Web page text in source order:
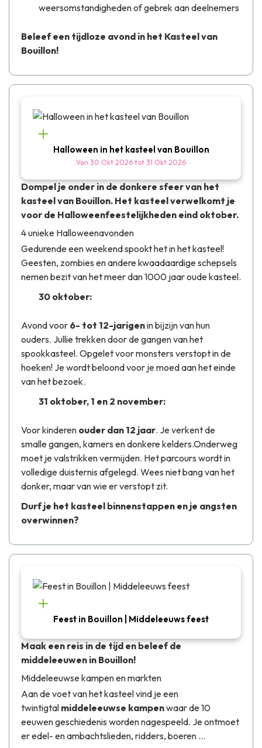
weersomstandigheden of gebrek aan deelnemers
Beleef een tijdloze avond in het Kasteel van
Bouillon!
Halloween in het kasteel van Bouillon
Van 30 Okt 2026 tot 31 Okt 2026
Dompel je onder in de donkere sfeer van het
kasteel van Bouillon. Het kasteel verwelkomt je
voor de Halloweenfeestelijkheden eind oktober.
4 unieke Halloweenavonden
Gedurende een weekend spookt het in het kasteel!
Geesten, zombies en andere kwaadaardige schepsels
nemen bezit van het meer dan 1000 jaar oude kasteel.
30 oktober:
Avond voor 6- tot 12-jarigenin bijzijn van hun
ouders. Jullie trekken door de gangen van het
spookkasteel. Opgelet voor monsters verstopt in de
hoeken! Je wordt beloond voor je moed aan het einde
van het bezoek.
31 oktober, 1 en 2 november:
Voor kinderen ouder dan 12 jaar. Je verkent de
smalle gangen, kamers en donkere kelders.Onderweg
moet je valstrikken vermijden. Het parcours wordt in
volledige duisternis afgelegd. Wees niet bang van het
donker, maar van wie er verstopt zit.
Durf je het kasteel binnenstappen en je angsten
overwinnen?
Feest in Bouillon | Middeleeuws feest
Maak een reis in de tijd en beleef de
middeleeuwen in Bouillon!
Middeleeuwse kampen en markten
Aan de voet van het kasteel vind je een
twintigtal middeleeuwse kampenwaar de 10
eeuwen geschiedenis worden nagespeeld. Je ontmoet
er edel- en ambachtslieden, ridders, boeren ...